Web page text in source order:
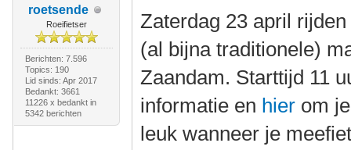
roetsende
Roeifietser
Berichten: 7.596
Topics: 190
Lid sinds: Apr 2017
Bedankt: 3661
11226 x bedankt in
5342 berichten
Zaterdag 23 april
(al bijna traditionele)
Zaandam. Starttijd 11
informatie en hier om
leuk wanneer je